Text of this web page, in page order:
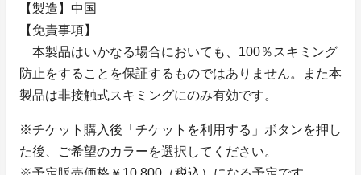
【製造】中国
【免責事項】
本製品はいかなる場合においても、100％スキミング
防止をすることを保証するものではありません。また本
製品は非接触式スキミングにのみ有効です。
※チケット購入後「チケットを利用する」ボタンを押し
た後、ご希望のカラーを選択してください。